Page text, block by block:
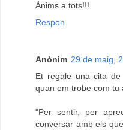
Ànims a tots!!!
Respon
Anònim 29 de maig,
Et regale una cita
quan em trobe com tu
"Per sentir, per
conversar amb els